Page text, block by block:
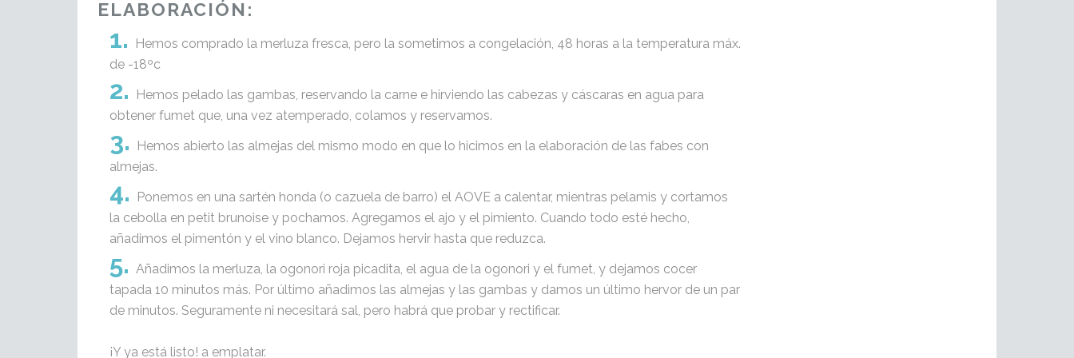
ELABORACIÓN:
Hemos comprado la merluza fresca, pero la sometimos a congelación, 48 horas a la temperatura máx.
de -18ºc
Hemos pelado las gambas, reservando la carne e hirviendo las cabezas y cáscaras en agua para
obtener fumet que, una vez atemperado, colamos y reservamos.
Hemos abierto las almejas del mismo modo en que lo hicimos en la elaboración de las fabes con
almejas.
Ponemos en una sartén honda (o cazuela de barro) el AOVE a calentar, mientras pelamis y cortamos
la cebolla en petit brunoise y pochamos. Agregamos el ajo y el pimiento. Cuando todo esté hecho,
añadimos el pimentón y el vino blanco. Dejamos hervir hasta que reduzca.
Añadimos la merluza, la ogonori roja picadita, el agua de la ogonori y el fumet, y dejamos cocer
tapada 10 minutos más. Por último añadimos las almejas y las gambas y damos un último hervor de un par
de minutos. Seguramente ni necesitará sal, pero habrá que probar y rectificar.
¡Y ya está listo! a emplatar.